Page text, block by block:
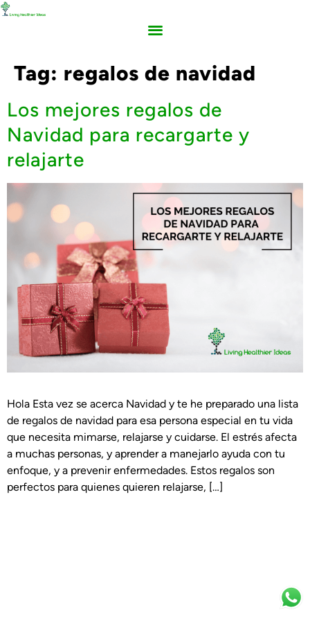
Tag: regalos de navidad
Los mejores regalos de
Navidad para recargarte y
relajarte
Hola Esta vez se acerca Navidad y te he preparado una lista
de regalos de navidad para esa persona especial en tu vida
que necesita mimarse, relajarse y cuidarse. El estrés afecta
a muchas personas, y aprender a manejarlo ayuda con tu
enfoque, y a prevenir enfermedades. Estos regalos son
perfectos para quienes quieren relajarse, […]